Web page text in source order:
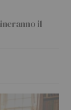
il